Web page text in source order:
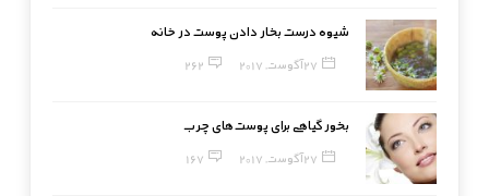
شیوه درست بخار دادن پوست در خانه
27 آگوست, 2017 262
بخور گیاهی برای پوست‌های چرب
27 آگوست, 2017 167